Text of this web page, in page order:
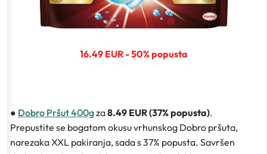
16.49 EUR - 50% popusta
● Dobro Pršut 400gza8.49 EUR (37% popusta).
Prepustite se bogatom okusu vrhunskog Dobro pršuta,
narezaka XXL pakiranja, sada s 37% popusta. Savršen